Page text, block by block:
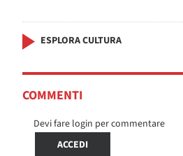
ESPLORA CULTURA
COMMENTI
Devi fare login per commentare
ACCEDI